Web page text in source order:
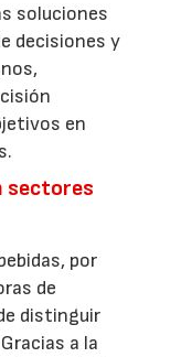
soluciones
decisiones y
en
sectores
por
de
distinguir
a la